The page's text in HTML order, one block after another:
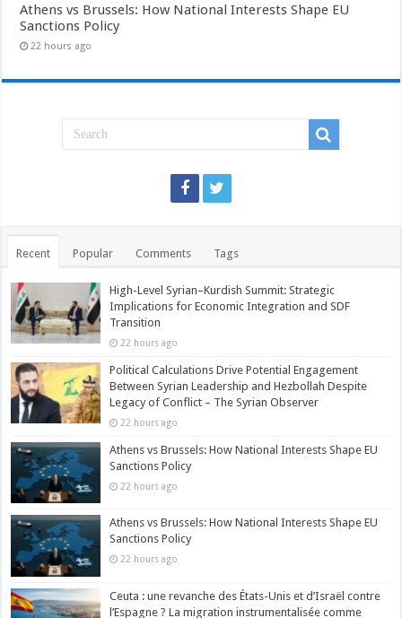
Athens vs Brussels: How National Interests Shape EU
Sanctions Policy
22 hours ago
Recent Popular Comments Tags
High-Level Syrian–Kurdish Summit: Strategic
Implications for Economic Integration and SDF
Transition
22 hours ago
Political Calculations Drive Potential Engagement
Between Syrian Leadership and Hezbollah Despite
Legacy of Conflict – The Syrian Observer
22 hours ago
Athens vs Brussels: How National Interests Shape EU
Sanctions Policy
22 hours ago
Athens vs Brussels: How National Interests Shape EU
Sanctions Policy
22 hours ago
Ceuta : une revanche des États-Unis et d’Israël contre
l’Espagne ? La migration instrumentalisée comme